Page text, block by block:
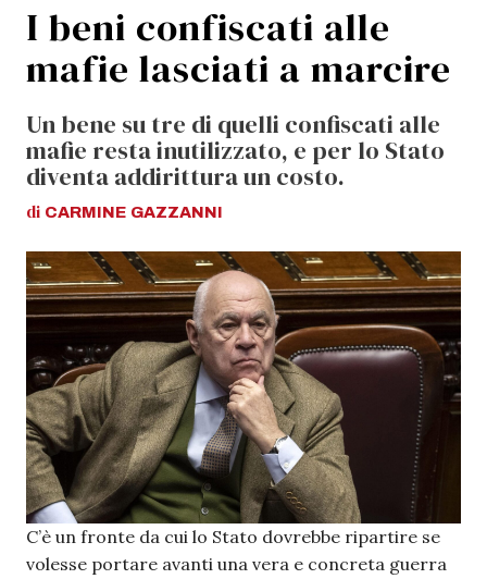
I beni confiscati alle
mafie lasciati a marcire
Un bene su tre di quelli confiscati alle
mafie resta inutilizzato, e per lo Stato
diventa addirittura un costo.
di CARMINE GAZZANNI
C’è un fronte da cui lo Stato dovrebbe ripartire se
volesse portare avanti una vera e concreta guerra